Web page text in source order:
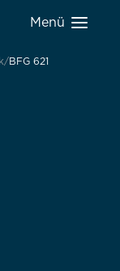
Menü
BFG 621